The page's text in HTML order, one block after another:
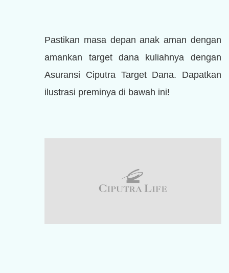
Pastikan masa depan anak aman dengan
amankan target dana kuliahnya dengan
Asuransi Ciputra Target Dana. Dapatkan
ilustrasi preminya di bawah ini!